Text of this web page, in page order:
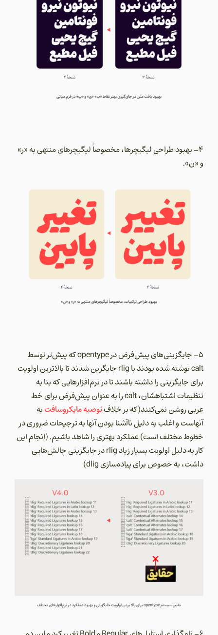
4- بهبود طراحی لیگیچرها، مخصوصاً لیگیچرهای منتهی به «ر»
و «ن».
5- جایگزینی‌های پیش‌فرض در opentype که پیش‌تر توسط
calt نوشته شده بودند با rlig جایگزین شدند تا بالاترین اولویت
برای جایگزینی را داشته باشند تا در نرم‌افزارهایی که بنا به
تنظیمات اشتباهشان، calt را به عنوان پیش‌فرض برای خط
عربی روشن نمی‌کنند(که بر خلافتوصیه مایکروسافتبه
آنهاست و اغلب به دلیل ناآشنا بودن آنها به ترجیحات ضروری در
خطوط مختلف است) عملکرد بهتری را شاهد باشیم. (انجام این
کار به دلیل اولویت بسیار زیاد rlig در جایگزینی چالش‌هایی
داشت، به خصوص برای پیاده‌سازی dlig)